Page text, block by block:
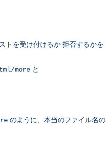
トを受け付けるか 拒否するかを
more と
のように、本当のファイル名の